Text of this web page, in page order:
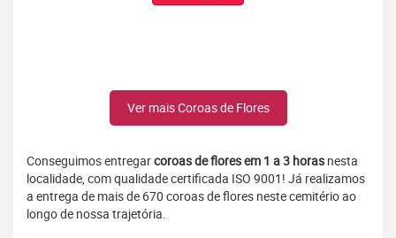
Ver mais Coroas de Flores
Conseguimos entregarcoroas de flores em 1 a 3 horas nesta
localidade, com qualidade certificada ISO 9001! Já realizamos
a entrega de mais de 670 coroas de flores neste cemitério ao
longo de nossa trajetória.